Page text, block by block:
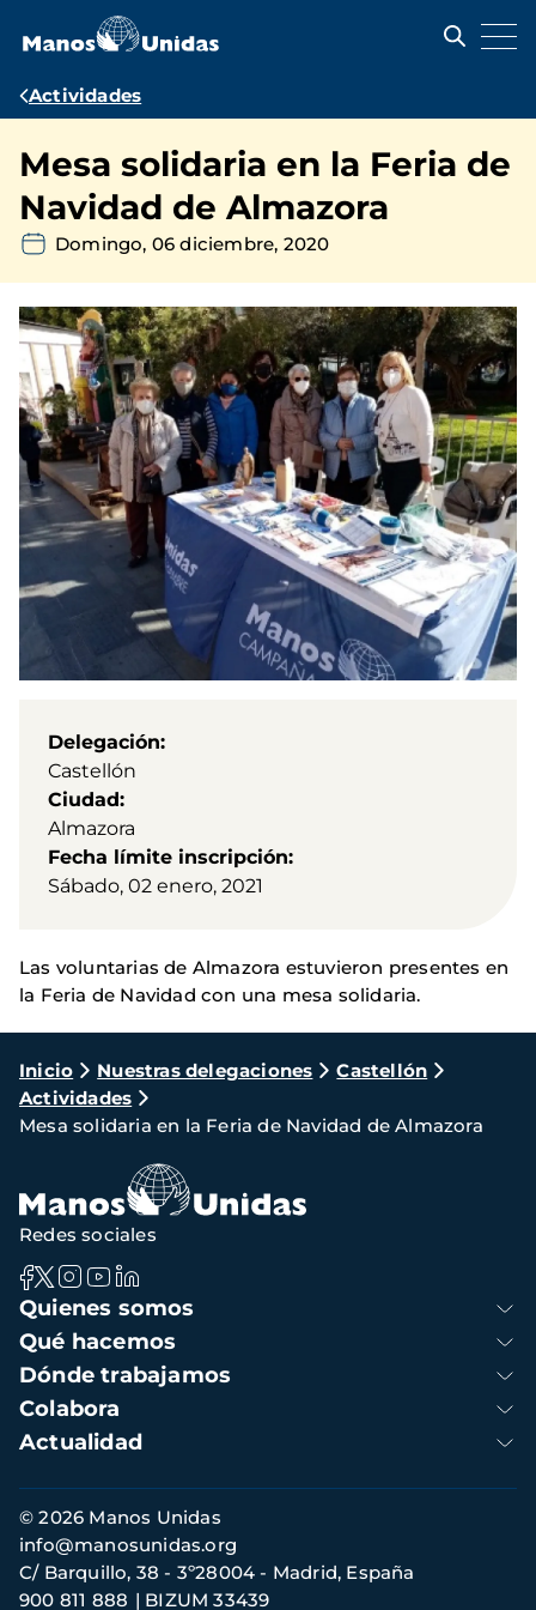
contenido
Ruta
navegación
Actividades
Mesa solidaria en la Feria de
Navidad de Almazora
Domingo, 06 diciembre, 2020
Delegación
Castellón
Ciudad
Almazora
Fecha límite inscripción
Sábado, 02 enero, 2021
Las voluntarias de Almazora estuvieron presentes en
la Feria de Navidad con una mesa solidaria.
Ruta
de
navegación
Inicio Nuestras delegaciones
Castellón
Actividades
Mesa solidaria en la Feria de Navidad de Almazora
Navegación
principal
Quienes somos
Qué hacemos
Dónde trabajamos
Colabora
Actualidad
Redes sociales
Información
de
contacto
© 2026 Manos Unidas
C/ Barquillo, 38 - 3º28004 - Madrid, España
900 811 888
BIZUM 33439
info@manosunidas.org